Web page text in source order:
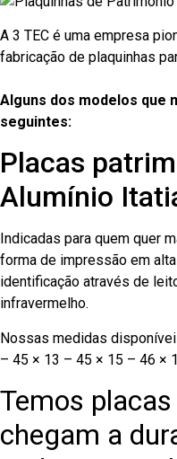
A 3 TEC é uma empresa
fabricação de plaquinhas
Alguns dos modelos que
seguintes:
Placas
Alumínio
Indicadas para quem quer
forma de impressão em
identificação através de
infravermelho.
Nossas medidas
– 45 × 13 – 45 × 15 – 46 ×
Temos
chegam a